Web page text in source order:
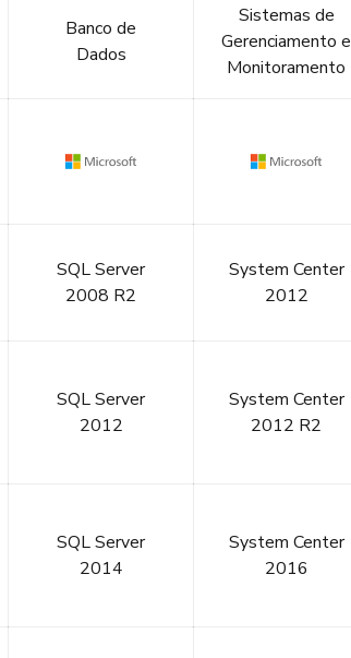
Banco de
Dados
Sistemas de
Gerenciamento e
Monitoramento
SQL Server
2008 R2
System Center
2012
SQL Server
2012
System Center
2012 R2
SQL Server
2014
System Center
2016